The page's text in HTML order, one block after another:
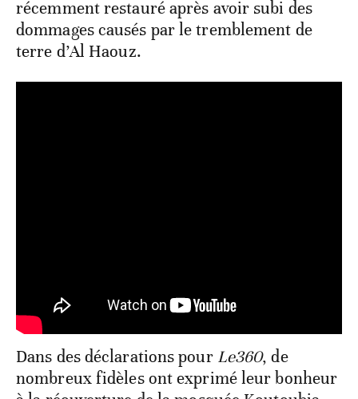
récemment restauré après avoir subi des
dommages causés par le tremblement de
terre d’Al Haouz.
Dans des déclarations pour Le360, de
nombreux fidèles ont exprimé leur bonheur